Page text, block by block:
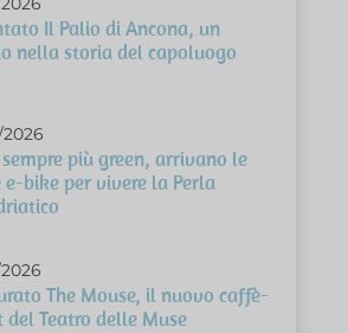
Il Palio di Ancona, un
nella storia del capoluogo
più green, arrivano le
e-bike per vivere la Perla
The Mouse, il nuovo caffè-
del Teatro delle Muse